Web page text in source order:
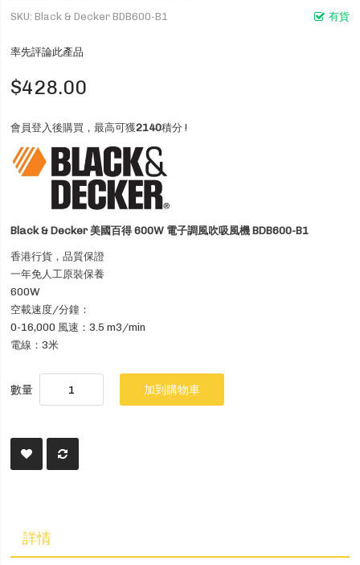
有貨
SKU Black & Decker BDB600-B1
率先評論此產品
$428.00
會員登入後購買，最高可獲2140積分 !
Black & Decker 美國百得 600W 電子調風吹吸風機 BDB600-B1
香港行貨，品質保證
一年免人工原裝保養
600W
空載速度/分鐘：
0-16,000 風速：3.5 m3/min
電線：3米
數量 加到購物車
詳情